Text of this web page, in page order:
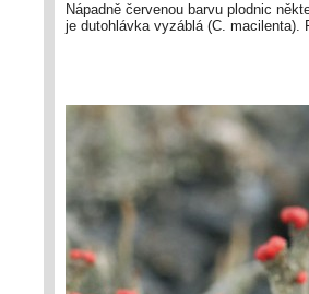
Nápadně červenou barvu plodnic
je dutohlávka vyzáblá (C. macilenta).